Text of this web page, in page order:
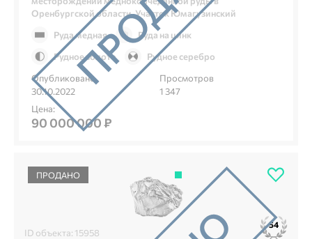
Оренбургской области. Участок Юмагузинский
Руда медная
Руда на цинк
Рудное золото
Рудное серебро
Опубликовано
30.10.2022
Просмотров
1 347
Цена:
90 000 000 ₽
ПРОДАНО
ID объекта: 15958
54